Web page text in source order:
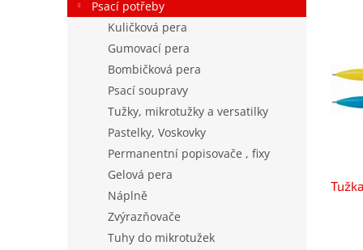
Psací potřeby
Kuličková pera
Gumovací pera
Bombičková pera
Psací soupravy
Tužky, mikrotužky a versatilky
Pastelky, Voskovky
Permanentní popisovače , fixy
Gelová pera
Náplně
Zvýrazňovače
Tuhy do mikrotužek